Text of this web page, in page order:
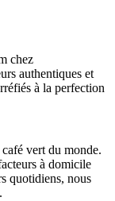
chez
authentiques et
à la perfection
vert du monde.
à domicile
quotidiens, nous